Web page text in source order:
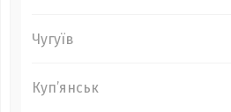
Чугуїв
Куп’янськ